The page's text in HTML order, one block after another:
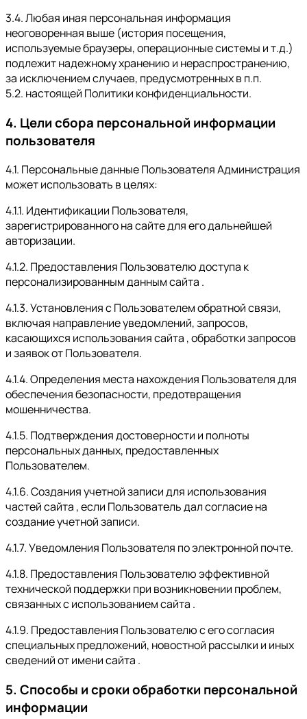
3.4. Любая иная персональная информация
неоговоренная выше (история посещения,
используемые браузеры, операционные системы и т.д.)
подлежит надежному хранению и нераспространению,
за исключением случаев, предусмотренных в п.п.
5.2. настоящей Политики конфиденциальности.
4. Цели сбора персональной информации
пользователя
4.1. Персональные данные Пользователя Администрация
может использовать в целях:
4.1.1. Идентификации Пользователя,
зарегистрированного на сайте для его дальнейшей
авторизации.
4.1.2. Предоставления Пользователю доступа к
персонализированным данным сайта .
4.1.3. Установления с Пользователем обратной связи,
включая направление уведомлений, запросов,
касающихся использования сайта , обработки запросов
и заявок от Пользователя.
4.1.4. Определения места нахождения Пользователя для
обеспечения безопасности, предотвращения
мошенничества.
4.1.5. Подтверждения достоверности и полноты
персональных данных, предоставленных
Пользователем.
4.1.6. Создания учетной записи для использования
частей сайта , если Пользователь дал согласие на
создание учетной записи.
4.1.7. Уведомления Пользователя по электронной почте.
4.1.8. Предоставления Пользователю эффективной
технической поддержки при возникновении проблем,
связанных с использованием сайта .
4.1.9. Предоставления Пользователю с его согласия
специальных предложений, новостной рассылки и иных
сведений от имени сайта .
5. Способы и сроки обработки персональной
информации